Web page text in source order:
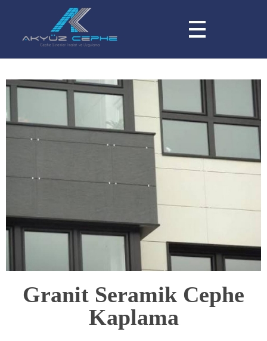
Akyüz Cephe Sistemleri
Granit Seramik Cephe
Kaplama